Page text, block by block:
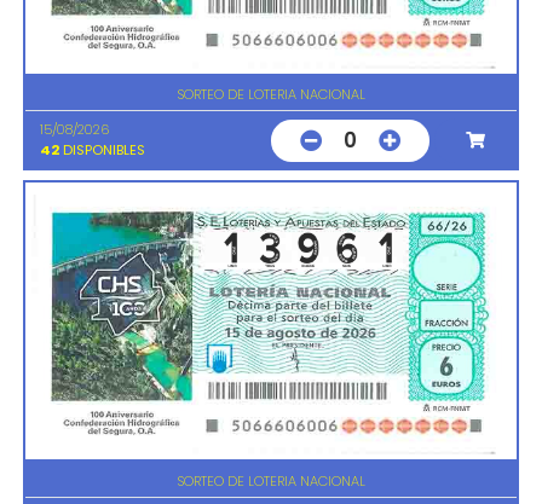
SORTEO DE LOTERIA NACIONAL
15/08/2026
42 DISPONIBLES 0
SORTEO DE LOTERIA NACIONAL